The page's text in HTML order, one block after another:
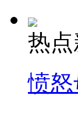
热点
愤